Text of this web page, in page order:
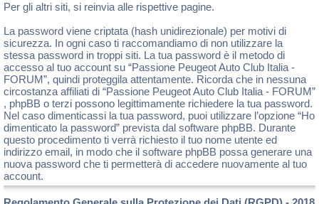
Per gli altri siti, si reinvia alle rispettive pagine.
La password viene criptata (hash unidirezionale) per motivi di
sicurezza. In ogni caso ti raccomandiamo di non utilizzare la
stessa password in troppi siti. La tua password è il metodo di
accesso al tuo account su “Passione Peugeot Auto Club Italia -
FORUM”, quindi proteggila attentamente. Ricorda che in nessuna
circostanza affiliati di “Passione Peugeot Auto Club Italia - FORUM”
, phpBB o terzi possono legittimamente richiedere la tua password.
Nel caso dimenticassi la tua password, puoi utilizzare l’opzione “Ho
dimenticato la password” prevista dal software phpBB. Durante
questo procedimento ti verrà richiesto il tuo nome utente ed
indirizzo email, in modo che il software phpBB possa generare una
nuova password che ti permetterà di accedere nuovamente al tuo
account.